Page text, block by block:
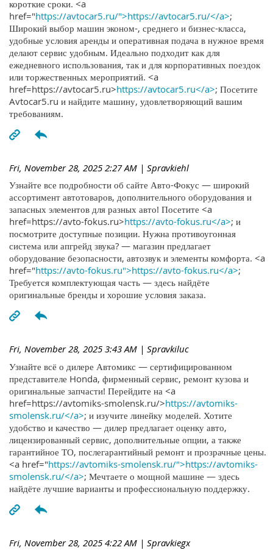
короткие сроки. <a
href="https://avtocar5.ru/">https://avtocar5.ru/</a>;
Широкий выбор машин эконом-, среднего и бизнес-класса,
удобные условия аренды и оперативная подача в нужное время
делают сервис удобным. Идеально подходит как для
ежедневного использования, так и для корпоративных поездок
или торжественных мероприятий. <a
href=https://avtocar5.ru>https://avtocar5.ru</a>; Посетите
Avtocar5.ru и найдите машину, удовлетворяющий вашим
требованиям.
Fri, November 28, 2025 2:27 AM | Spravkiehl
Узнайте все подробности об сайте Авто-Фокус — широкий
ассортимент автотоваров, дополнительного оборудования и
запасных элементов для разных авто! Посетите <a
href=https://avto-fokus.ru>https://avto-fokus.ru</a>; и
посмотрите доступные позиции. Нужна противоугонная
система или апгрейд звука? — магазин предлагает
оборудование безопасности, автозвук и элементы комфорта. <a
href="https://avto-fokus.ru">https://avto-fokus.ru</a>;
Требуется комплектующая часть — здесь найдёте
оригинальные бренды и хорошие условия заказа.
Fri, November 28, 2025 3:43 AM | Spravkiluc
Узнайте всё о дилере Автомикс — сертифицированном
представителе Honda, фирменный сервис, ремонт кузова и
оригинальные запчасти! Перейдите на <a
href=https://avtomiks-smolensk.ru/>https://avtomiks-
smolensk.ru/</a>; и изучите линейку моделей. Хотите
удобство и качество — дилер предлагает оценку авто,
лицензированный сервис, дополнительные опции, а также
гарантийное ТО, послегарантийный ремонт и прозрачные цены.
<a href="https://avtomiks-smolensk.ru/">https://avtomiks-
smolensk.ru/</a>; Мечтаете о мощной машине — здесь
найдёте лучшие варианты и профессиональную поддержку.
Fri, November 28, 2025 4:22 AM | Spravkiegx